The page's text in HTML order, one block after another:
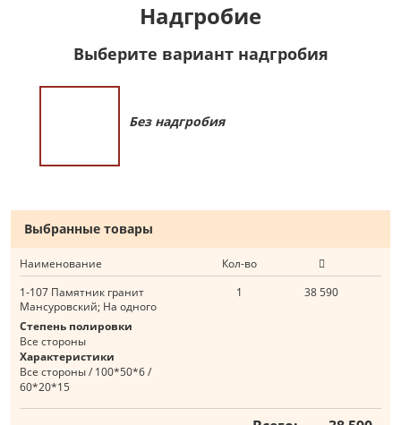
Надгробие
Выберите вариант надгробия
Без надгробия
Выбранные товары
Наименование
Кол-во
1-107 Памятник гранит
Мансуровский; На одного
1 38 590
Степень полировки
Все стороны
Характеристики
Все стороны / 100*50*6 /
60*20*15